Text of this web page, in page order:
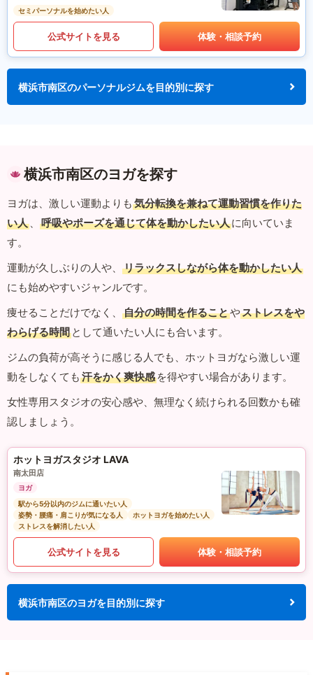
セミパーソナルを始めたい人
公式サイトを見る 体験・相談予約
横浜市南区のパーソナルジムを目的別に探す
横浜市南区のヨガを探す
ヨガは、激しい運動よりも 気分転換を兼ねて運動習慣を作りた
い人 、 呼吸やポーズを通じて体を動かしたい人に向いていま
す。
運動が久しぶりの人や、
リラックスしながら体を動かしたい人
にも始めやすいジャンルです。
痩せることだけでなく、
自分の時間を作ることやストレスをや
わらげる時間 として通いたい人にも合います。
ジムの負荷が高そうに感じる人でも、ホットヨガなら激しい運
動をしなくても 汗をかく爽快感 を得やすい場合があります。
女性専用スタジオの安心感や、無理なく続けられる回数かも確
認しましょう。
ホットヨガスタジオ LAVA
南太田店
ヨガ
駅から5分以内のジムに通いたい人
姿勢・腰痛・肩こりが気になる人
ホットヨガを始めたい人
ストレスを解消したい人
公式サイトを見る 体験・相談予約
横浜市南区のヨガを目的別に探す